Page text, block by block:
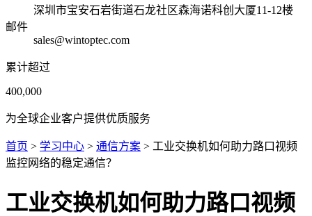
深圳市宝安石岩街道石龙社区森海诺科创大厦11-12楼
邮件
sales@wintoptec.com
累计超过
400,000
为全球企业客户提供优质服务
首页 > 学习中心 > 通信方案 > 工业交换机如何助力路口视频
监控网络的稳定通信？
工业交换机如何助力路口视频